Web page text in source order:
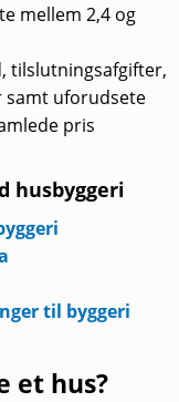
mellem 2,4 og
tilslutningsafgifter,
samt uforudsete
pris
husbyggeri
til byggeri
et hus?